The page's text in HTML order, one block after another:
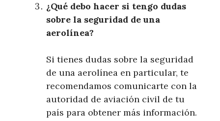
¿Qué debo hacer si tengo dudas
sobre la seguridad de una
aerolínea?
Si tienes dudas sobre la seguridad
de una aerolínea en particular, te
recomendamos comunicarte con la
autoridad de aviación civil de tu
país para obtener más información.